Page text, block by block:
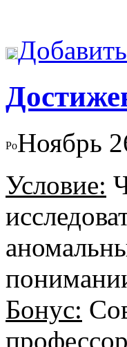
Ноябрь
Условие:
Бонус: